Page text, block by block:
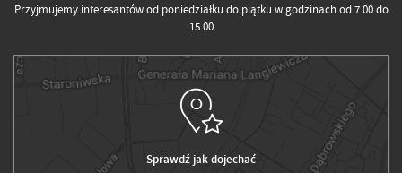
Przyjmujemy interesantów od poniedziałku do piątku w godzinach od 7.00 do
15.00
Sprawdź jak dojechać